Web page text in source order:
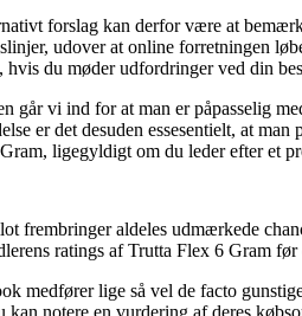
forslag kan derfor være at
udover at online forretningen
hvis du møder udfordringer ved din
går vi ind for at man er påpasselig
er det desuden essesentielt, at
ligegyldigt om du leder efter et
frembringer aldeles udmærkede
ratings af Trutta Flex 6 Gram
medfører lige så vel de facto